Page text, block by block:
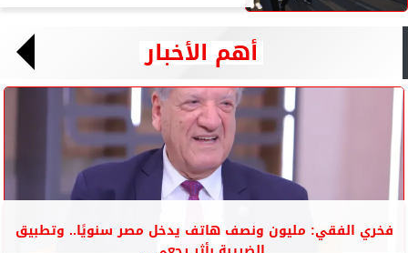
أهم الأخبار
فخري الفقي: مليون ونصف هاتف يدخل مصر سنويًا.. وتطبيق